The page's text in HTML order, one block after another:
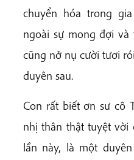
chuyển hóa trong
ngoài sự mong đợi
cũng nở nụ cười tươi
duyên sau.
Con rất biết ơn sư cô
nhị thân thật tuyệt vời
lần này, là một